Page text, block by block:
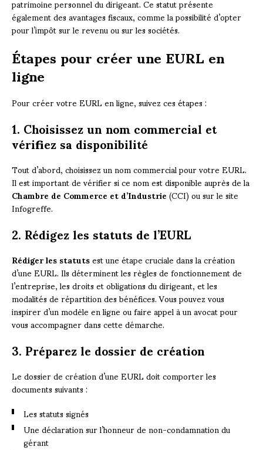
également des avantages fiscaux, comme la possibilité d’opter
pour l’impôt sur le revenu ou sur les sociétés.
Étapes pour créer une EURL en
ligne
Pour créer votre EURL en ligne, suivez ces étapes :
1. Choisissez un nom commercial et
vérifiez sa disponibilité
Tout d’abord, choisissez un nom commercial pour votre EURL.
Il est important de vérifier si ce nom est disponible auprès de la
Chambre de Commerce et d’Industrie(CCI) ou sur le site
Infogreffe.
2. Rédigez les statuts de l’EURL
Rédiger les statutsest une étape cruciale dans la création
d’une EURL. Ils déterminent les règles de fonctionnement de
l’entreprise, les droits et obligations du dirigeant, et les
modalités de répartition des bénéfices. Vous pouvez vous
inspirer d’un modèle en ligne ou faire appel à un avocat pour
vous accompagner dans cette démarche.
3. Préparez le dossier de création
Le dossier de création d’une EURL doit comporter les
documents suivants :
Les statuts signés
Une déclaration sur l’honneur de non-condamnation du
gérant